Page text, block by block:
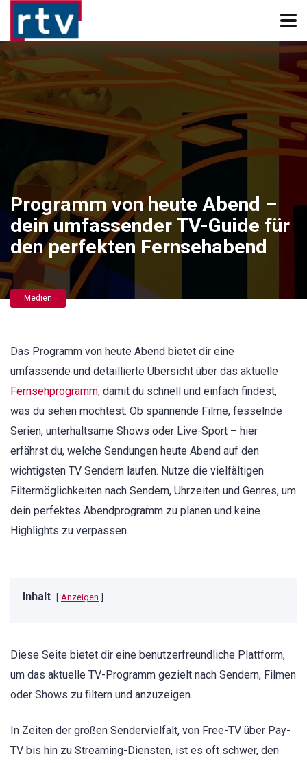
Programm von heute Abend –
dein umfassender TV-Guide für
den perfekten Fernsehabend
Medien
Das Programm von heute Abend bietet dir eine
umfassende und detaillierte Übersicht über das aktuelle
Fernsehprogramm, damit du schnell und einfach findest,
was du sehen möchtest. Ob spannende Filme, fesselnde
Serien, unterhaltsame Shows oder Live-Sport – hier
erfährst du, welche Sendungen heute Abend auf den
wichtigsten TV Sendern laufen. Nutze die vielfältigen
Filtermöglichkeiten nach Sendern, Uhrzeiten und Genres, um
dein perfektes Abendprogramm zu planen und keine
Highlights zu verpassen.
Inhalt Anzeigen
Diese Seite bietet dir eine benutzerfreundliche Plattform,
um das aktuelle TV-Programm gezielt nach Sendern, Filmen
oder Shows zu filtern und anzuzeigen.
In Zeiten der großen Sendervielfalt, von Free-TV über Pay-
TV bis hin zu Streaming-Diensten, ist es oft schwer, den